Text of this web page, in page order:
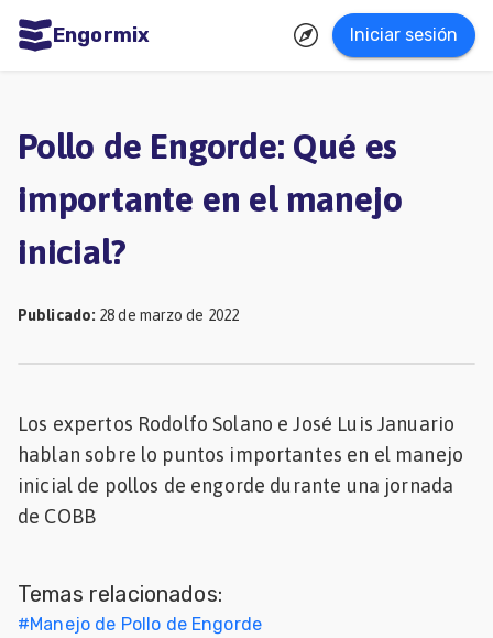
Engormix Iniciar sesión
Agricultura
Balanceados
Avicultura
Ganadería
Micotoxinas
Porcicultura
Mascotas
Pollo de Engorde: Qué es
importante en el manejo
inicial?
Publicado: 28 de marzo de 2022
Los expertos Rodolfo Solano e José Luis Januario
hablan sobre lo puntos importantes en el manejo
inicial de pollos de engorde durante una jornada
de COBB
Temas relacionados:
#Manejo de Pollo de Engorde